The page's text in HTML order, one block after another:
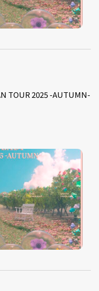
TOUR 2025 -AUTUMN-